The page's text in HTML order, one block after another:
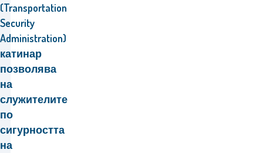
(Transportation
Security
Administration)
катинар
позволява
на
служителите
по
сигурността
на